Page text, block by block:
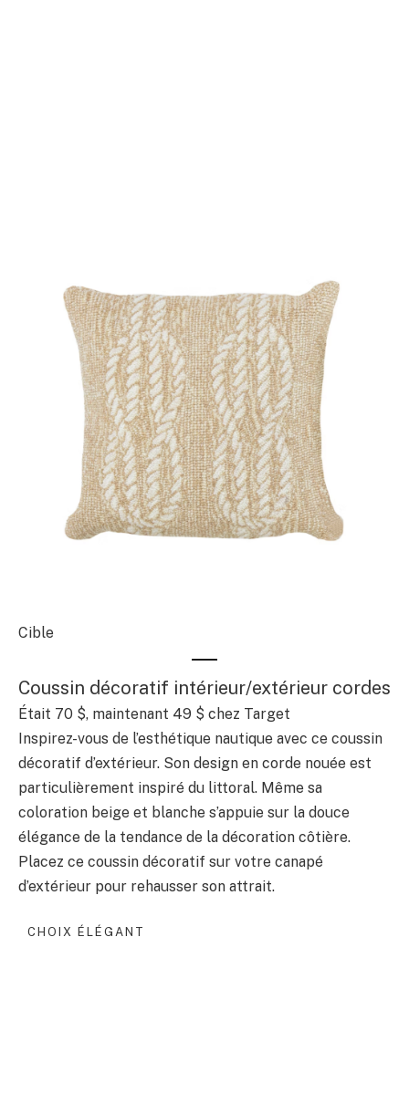
Cible
Coussin décoratif intérieur/extérieur cordes
Était 70 $, maintenant 49 $ chez Target
Inspirez-vous de l’esthétique nautique avec ce coussin
décoratif d’extérieur. Son design en corde nouée est
particulièrement inspiré du littoral. Même sa
coloration beige et blanche s’appuie sur la douce
élégance de la tendance de la décoration côtière.
Placez ce coussin décoratif sur votre canapé
d’extérieur pour rehausser son attrait.
CHOIX ÉLÉGANT